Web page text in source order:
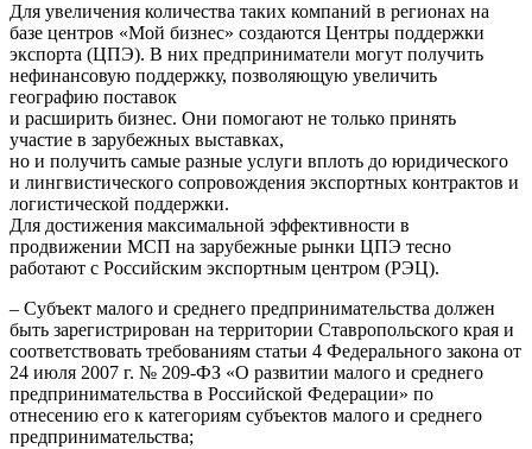
Для увеличения количества таких компаний в регионах на
базе центров «Мой бизнес» создаются Центры поддержки
экспорта (ЦПЭ). В них предприниматели могут получить
нефинансовую поддержку, позволяющую увеличить
географию поставок
и расширить бизнес. Они помогают не только принять
участие в зарубежных выставках,
но и получить самые разные услуги вплоть до юридического
и лингвистического сопровождения экспортных контрактов и
логистической поддержки.
Для достижения максимальной эффективности в
продвижении МСП на зарубежные рынки ЦПЭ тесно
работают с Российским экспортным центром (РЭЦ).
– Субъект малого и среднего предпринимательства должен
быть зарегистрирован на территории Ставропольского края и
соответствовать требованиям статьи 4 Федерального закона от
24 июля 2007 г. № 209-ФЗ «О развитии малого и среднего
предпринимательства в Российской Федерации» по
отнесению его к категориям субъектов малого и среднего
предпринимательства;